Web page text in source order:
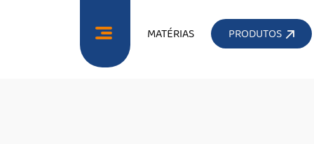
MATÉRIAS PRODUTOS